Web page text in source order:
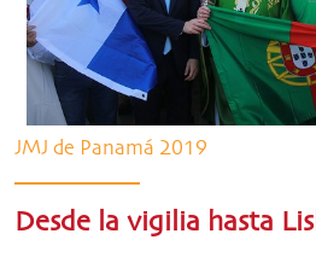
JMJ de Panamá 2019
Desde la vigilia hasta